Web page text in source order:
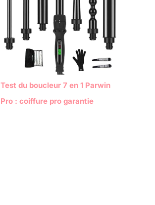
Test du boucleur 7 en 1 Parwin
Pro : coiffure pro garantie